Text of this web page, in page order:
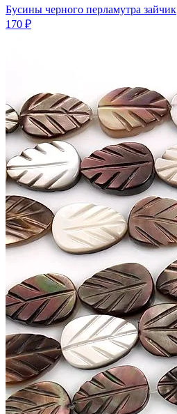
Бусины черного перламутра зайчик
170 ₽